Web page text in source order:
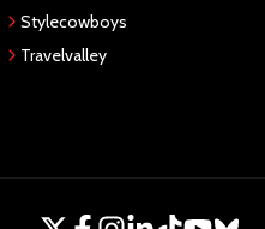
Stylecowboys
Travelvalley